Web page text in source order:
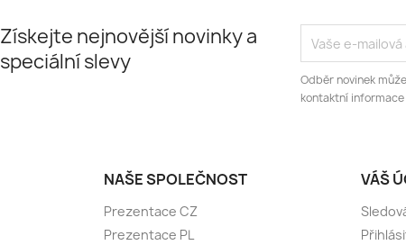
Získejte nejnovější novinky a
speciální slevy
Odběr novinek
kontaktní
NAŠE SPOLEČNOST
Prezentace CZ
Prezentace PL
VÁŠ